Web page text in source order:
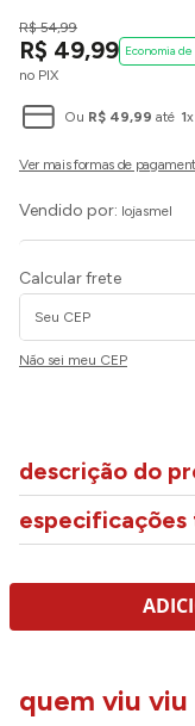
R$ 54,99
R$ 49,99
no PIX
Ou R$ 49,99 até 1x
Vendido por: lojasmel
Calcular frete
Não sei meu CEP
descrição do
especificações
quem viu